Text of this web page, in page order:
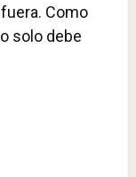
Como
solo debe